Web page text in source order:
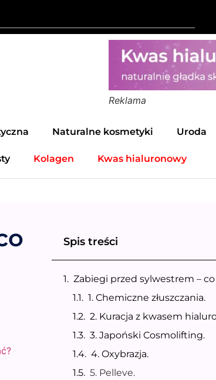
Reklama
Naturalne kosmetyki Uroda
Kolagen Kwas hialuronowy
Spis treści
Zabiegi przed sylwestrem –
1. Chemiczne złuszczania.
2. Kuracja z kwasem
3. Japoński Cosmolifting.
4. Oxybrazja.
5. Pelleve.